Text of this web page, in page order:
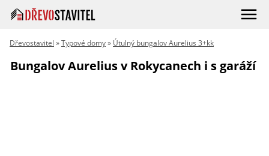
Dřevostavitel »Typové domy» Útulný bungalov Aurelius 3+kk
Bungalov Aurelius v Rokycanech i s garáží